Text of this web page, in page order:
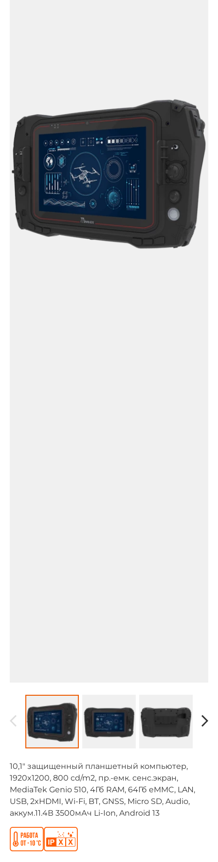
10,1" защищенный планшетный компьютер,
1920x1200, 800 cd/m2, пр.-емк. сенс.экран,
MediaTek Genio 510, 4Гб RAM, 64Гб eMMC, LAN,
USB, 2xHDMI, Wi-Fi, BT, GNSS, Micro SD, Audio,
аккум.11.4В 3500мАч Li-Ion, Android 13